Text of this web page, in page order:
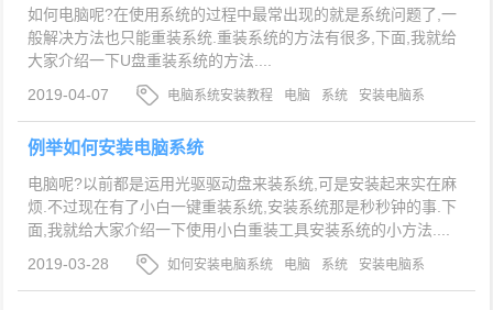
如何电脑呢?在使用系统的过程中最常出现的就是系统问题了,一
般解决方法也只能重装系统.重装系统的方法有很多,下面,我就给
大家介绍一下U盘重装系统的方法....
2019-04-07
电脑系统安装教程 电脑 系统
安装电脑系
统
例举如何安装电脑系统
电脑呢?以前都是运用光驱驱动盘来装系统,可是安装起来实在麻
烦.不过现在有了小白一键重装系统,安装系统那是秒秒钟的事.下
面,我就给大家介绍一下使用小白重装工具安装系统的小方法....
2019-03-28
如何安装电脑系统 电脑 系统
安装电脑系
统